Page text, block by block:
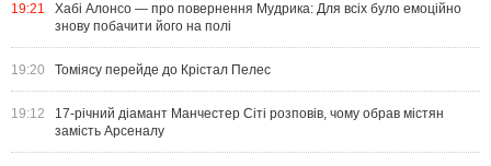
19:21
Хабі Алонсо — про повернення Мудрика: Для всіх було емоційно
знову побачити його на полі
19:20 Томіясу перейде до Крістал Пелес
19:12
17-річний діамант Манчестер Сіті розповів, чому обрав містян
замість Арсеналу